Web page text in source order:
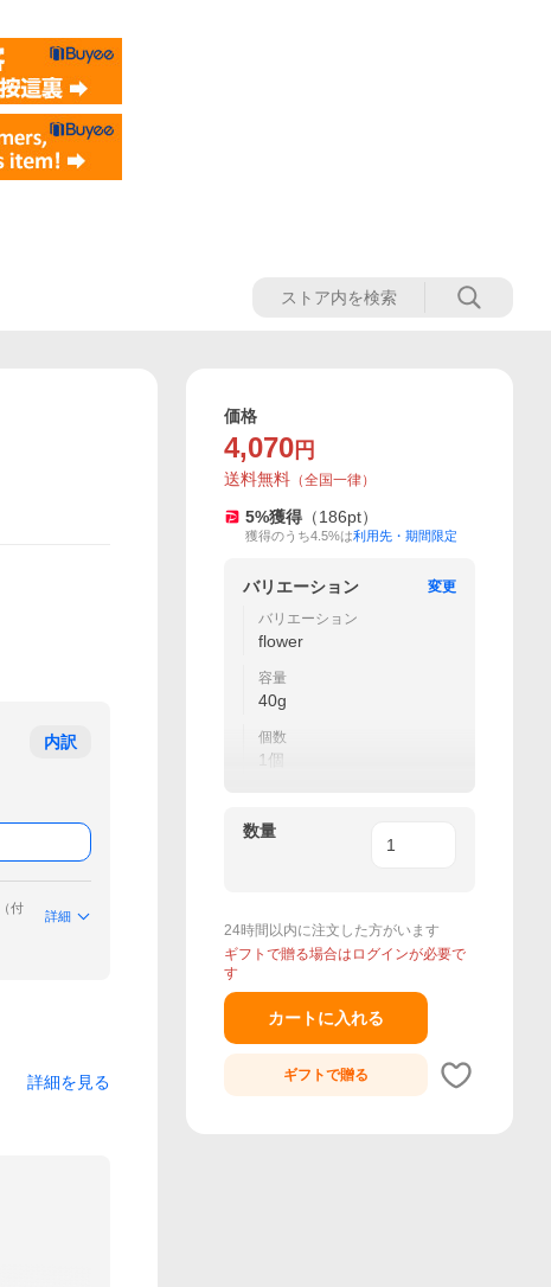
内訳
付
詳細
詳細を見る
価格
4,070 円
送料無料 （全国一律）
5%獲得 （186pt）
獲得のうち4.5%は利用先・期間限定
バリエーション
変更
バリエーション
flower
容量
40g
個数
1個
数量
24時間以内に注文した方がいます
ギフトで贈る場合はログインが必要で
す
カートに入れる
ギフトで贈る